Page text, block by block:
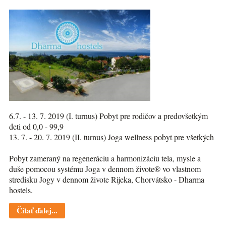
6.7. - 13. 7. 2019 (I. turnus) Pobyt pre rodičov a predovšetkým
deti od 0,0 - 99,9
13. 7. - 20. 7. 2019 (II. turnus) Joga wellness pobyt pre všetkých
Pobyt zameraný na regeneráciu a harmonizáciu tela, mysle a
duše pomocou systému Joga v dennom živote® vo vlastnom
stredisku Jogy v dennom živote Rijeka, Chorvátsko - Dharma
hostels.
Čítať ďalej...